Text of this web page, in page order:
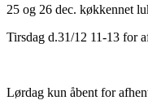
25 og 26 dec. køkkennet
Tirsdag d.31/12 11-13 for
Lørdag kun åbent for